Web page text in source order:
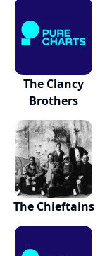
The Clancy
Brothers
The Chieftains